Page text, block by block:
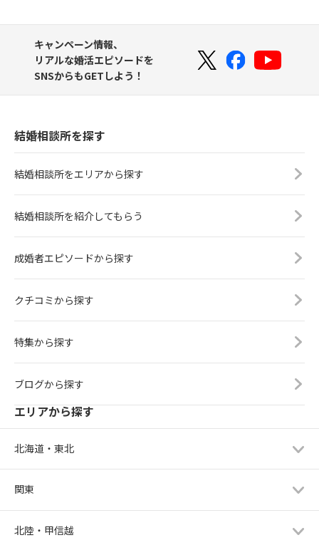
キャンペーン情報、
リアルな婚活エピソードを
SNSからもGETしよう！
結婚相談所を探す
結婚相談所をエリアから探す
結婚相談所を紹介してもらう
成婚者エピソードから探す
クチコミから探す
特集から探す
ブログから探す
エリアから探す
北海道・東北
関東
北陸・甲信越